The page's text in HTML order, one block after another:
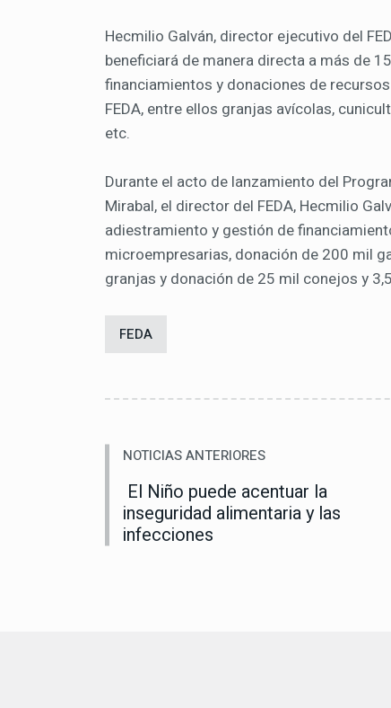
Hecmilio Galván, director ejecutivo del
beneficiará de manera directa a más de
financiamientos y donaciones de
FEDA, entre ellos granjas avícolas,
etc.
Durante el acto de lanzamiento del
Mirabal, el director del FEDA, Hecmilio
adiestramiento y gestión de
microempresarias, donación de 200 mil
granjas y donación de 25 mil conejos y
FEDA
NOTICIAS ANTERIORES
El Niño puede acentuar la
inseguridad alimentaria y las
infecciones